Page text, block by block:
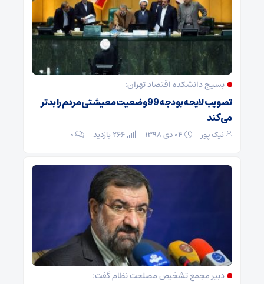
بسیج دانشکده اقتصاد تهران:
تصویب لایحه بودجه 99 وضعیت معیشتی مردم را بدتر
می‌کند
نیک پور ۰
دبیر مجمع تشخیص مصلحت نظام گفت: